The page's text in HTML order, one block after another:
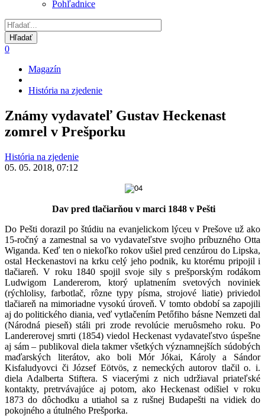
Pohľadnice
0
Omrvinka
Magazín
História na zjedenie
Známy vydavateľ Gustav Heckenast
zomrel v Prešporku
História na zjedenie
05. 05. 2018, 07:12
Dav pred tlačiarňou v marci 1848 v Pešti
Do Pešti dorazil po štúdiu na evanjelickom lýceu v Prešove už ako
15-ročný a zamestnal sa vo vydavateľstve svojho príbuzného Otta
Wiganda. Keď ten o niekoľko rokov ušiel pred cenzúrou do Lipska,
ostal Heckenastovi na krku celý jeho podnik, ku ktorému pripojil i
tlačiareň. V roku 1840 spojil svoje sily s prešporským rodákom
Ludwigom Landererom, ktorý uplatnením svetových noviniek
(rýchlolisy, farbotlač, rôzne typy písma, strojové liatie) priviedol
tlačiareň na mimoriadne vysokú úroveň. V tomto období sa zapojili
aj do politického diania, veď vytlačením Petőfiho básne Nemzeti dal
(Národná pieseň) stáli pri zrode revolúcie meruôsmeho roku. Po
Landererovej smrti (1854) viedol Heckenast vydavateľstvo úspešne
aj sám – publikoval diela takmer všetkých významnejších súdobých
maďarských literátov, ako boli Mór Jókai, Károly a Sándor
Kisfaludyovci či József Eötvös, z nemeckých autorov tlačil o. i.
diela Adalberta Stiftera. S viacerými z nich udržiaval priateľské
kontakty, pretrvávajúce aj potom, ako Heckenast odišiel v roku
1873 do dôchodku a utiahol sa z rušnej Budapešti na vidiek do
pokojného a útulného Prešporka.